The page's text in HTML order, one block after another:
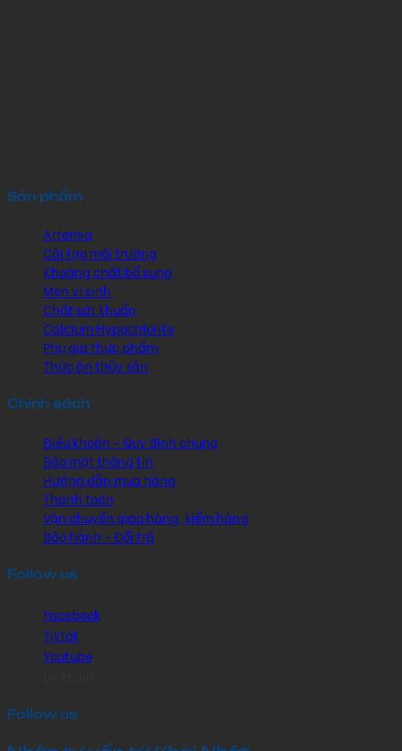
Sản phẩm
Artemia
Cải tạo môi trường
Khoáng chất bổ sung
Men vi sinh
Chất sát khuẩn
Calcium Hypochlorite
Phụ gia thực phẩm
Thức ăn thủy sản
Chính sách
Điều khoản - Quy định chung
Bảo mật thông tin
Hướng dẫn mua hàng
Thanh toán
Vận chuyển giao hàng, kiểm hàng
Bảo hành - Đổi trả
Follow us
Facebook
Tiktok
Youtube
Follow us